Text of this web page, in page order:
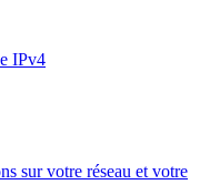
IPv4
sur votre réseau et votre